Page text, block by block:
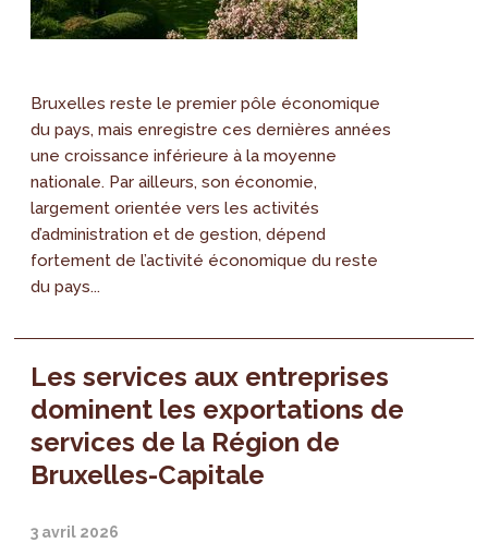
Bruxelles reste le premier pôle économique
du pays, mais enregistre ces dernières années
une croissance inférieure à la moyenne
nationale. Par ailleurs, son économie,
largement orientée vers les activités
d’administration et de gestion, dépend
fortement de l’activité économique du reste
du pays...
Les services aux entreprises
dominent les exportations de
services de la Région de
Bruxelles-Capitale
3 avril 2026